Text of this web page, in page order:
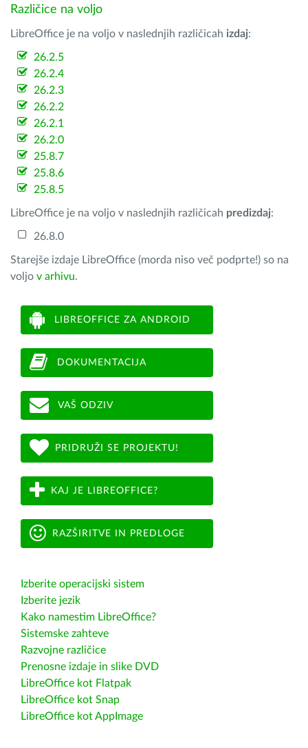
Različice na voljo
LibreOffice je na voljo v naslednjih različicah izdaj:
26.2.5
26.2.4
26.2.3
26.2.2
26.2.1
26.2.0
25.8.7
25.8.6
25.8.5
LibreOffice je na voljo v naslednjih različicah predizdaj:
26.8.0
Starejše izdaje LibreOffice (morda niso več podprte!) so na
voljo v arhivu.
LIBREOFFICE ZA ANDROID
DOKUMENTACIJA
VAŠ ODZIV
PRIDRUŽI SE PROJEKTU!
KAJ JE LIBREOFFICE?
RAZŠIRITVE IN PREDLOGE
Izberite operacijski sistem
Izberite jezik
Kako namestim LibreOffice?
Sistemske zahteve
Razvojne različice
Prenosne izdaje in slike DVD
LibreOffice kot Flatpak
LibreOffice kot Snap
LibreOffice kot AppImage